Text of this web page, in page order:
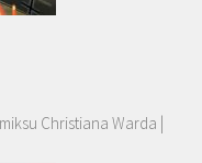
Christiana Warda |